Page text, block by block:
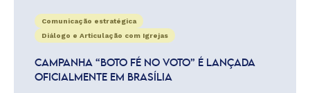
Comunicação estratégica
Diálogo e Articulação com Igrejas
CAMPANHA “BOTO FÉ NO VOTO” É LANÇADA
OFICIALMENTE EM BRASÍLIA